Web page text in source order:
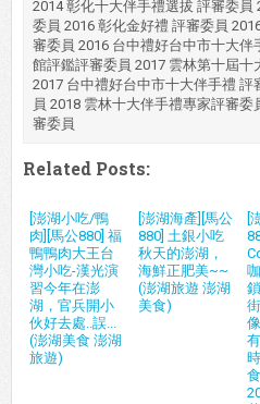
2014 彰化十大伴手禮選拔 評審委員
委員 2016 彰化金好禮 評審委員
審委員 2016 台中禮好台中市十大
館評鑑評審委員 2017 雲林第十屆
2017 台中禮好台中市十大伴手禮
員 2018 雲林十大伴手禮專家評審
審委員
Related Posts:
[澎湖小吃/鴨
肉][馬公880] 福
鴨鴨肉大王台
灣小吃-漢光演
習今年在澎
湖，官兵開小
伙好去處..誤...
(澎湖美食 澎湖
旅遊)
[澎湖海產][馬公
880] 土銀小吃
秋天的澎湖，
海鮮正肥美~~
(澎湖旅遊 澎湖
美食)
[